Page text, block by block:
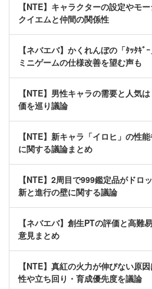
【NTE】キャラクターの設定やモ
クイエムと仲間の関係性
【ネバエバ】かくれんぼの「ﾀｯﾀｷﾞ
ミニゲームの仕様改善を望む声も
【NTE】男性キャラの需要と人気
価を巡り議論
【NTE】新キャラ「イロヒ」の性
に関する議論まとめ
【NTE】2周目で999鑑定品がドロ
新と進行の壁に関する議論
【ネバエバ】創生PTの評価と高難
意見まとめ
【NTE】真紅の火力が伸びない原
性や立ち回り・育成優先度を議論